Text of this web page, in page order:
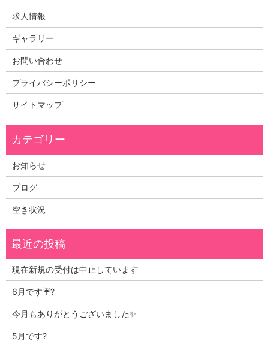
求人情報
ギャラリー
お問い合わせ
プライバシーポリシー
サイトマップ
お知らせ
ブログ
空き状況
現在新規の受付は中止しています
6月です☔?
今月もありがとうございました✨
5月です?